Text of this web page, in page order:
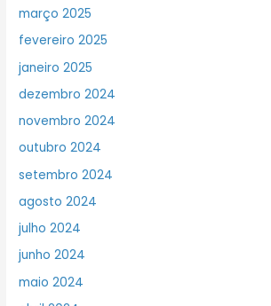
março 2025
fevereiro 2025
janeiro 2025
dezembro 2024
novembro 2024
outubro 2024
setembro 2024
agosto 2024
julho 2024
junho 2024
maio 2024